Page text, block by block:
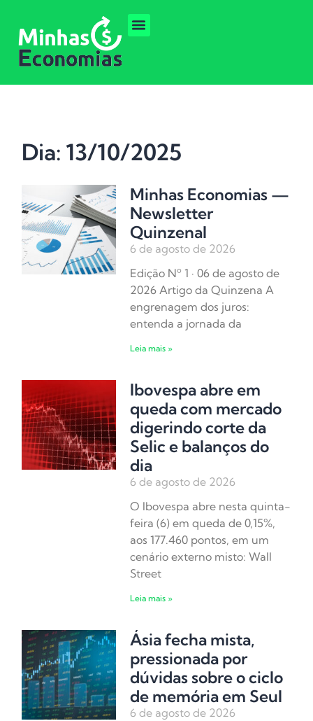
Dia: 13/10/2025
Minhas Economias —
Newsletter
Quinzenal
6 de agosto de 2026
Edição Nº 1 · 06 de agosto de
2026 Artigo da Quinzena A
engrenagem dos juros:
entenda a jornada da
Leia mais »
Ibovespa abre em
queda com mercado
digerindo corte da
Selic e balanços do
dia
6 de agosto de 2026
O Ibovespa abre nesta quinta-
feira (6) em queda de 0,15%,
aos 177.460 pontos, em um
cenário externo misto: Wall
Street
Leia mais »
Ásia fecha mista,
pressionada por
dúvidas sobre o ciclo
de memória em Seul
6 de agosto de 2026